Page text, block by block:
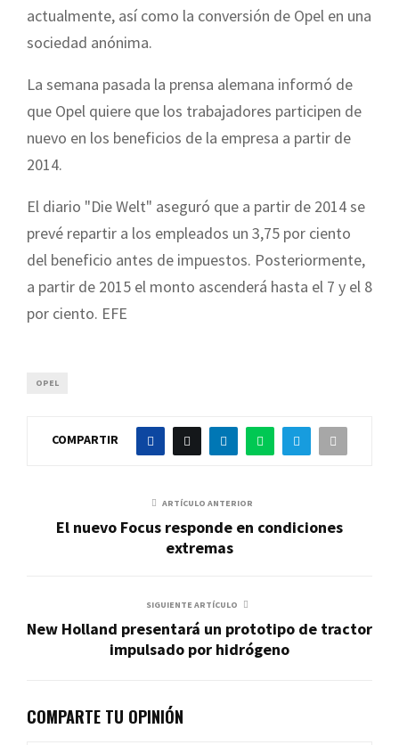
actualmente, así como la conversión de Opel en una
sociedad anónima.
La semana pasada la prensa alemana informó de
que Opel quiere que los trabajadores participen de
nuevo en los beneficios de la empresa a partir de
2014.
El diario "Die Welt" aseguró que a partir de 2014 se
prevé repartir a los empleados un 3,75 por ciento
del beneficio antes de impuestos. Posteriormente,
a partir de 2015 el monto ascenderá hasta el 7 y el 8
por ciento. EFE
OPEL
COMPARTIR
ARTÍCULO ANTERIOR
El nuevo Focus responde en condiciones
extremas
SIGUIENTE ARTÍCULO
New Holland presentará un prototipo de tractor
impulsado por hidrógeno
COMPARTE TU OPINIÓN